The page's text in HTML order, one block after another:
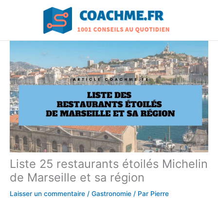
Liste 25 restaurants étoilés Michelin
de Marseille et sa région
Laisser un commentaire / Gastronomie / Par Pierre